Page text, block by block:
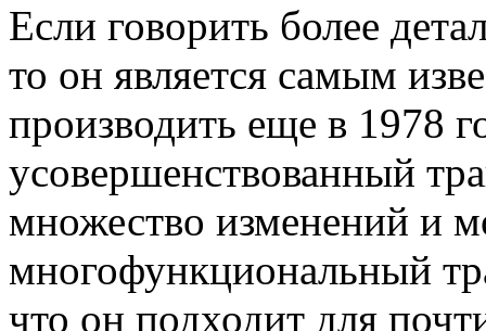
Если говорить более
то он является самым
производить еще в 1978
усовершенствованный
множество изменений и
многофункциональный
что он подходит для